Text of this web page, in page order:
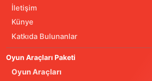
İletişim
Künye
Katkıda Bulunanlar
Oyun Araçları Paketi
Oyun Araçları